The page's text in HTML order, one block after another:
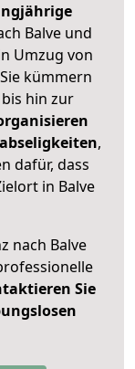
Balve und
Umzug von
kümmern
hin zur
,
dafür, dass
in Balve
nach Balve
Sie